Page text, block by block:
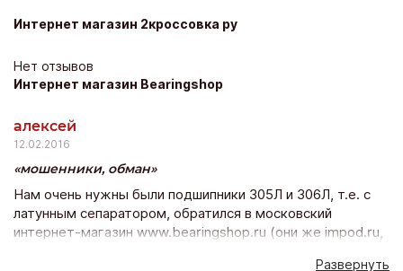
Интернет магазин 2кроссовка ру
Нет отзывов
Интернет магазин Bearingshop
алексей
12.02.2016
мошенники, обман
Нам очень нужны были подшипники 305Л и 306Л, т.е. с
латунным сепаратором, обратился в московский
интернет-магазин www.bearingshop.ru (они же impod.ru,
Развернуть